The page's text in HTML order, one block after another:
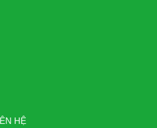
HỆ